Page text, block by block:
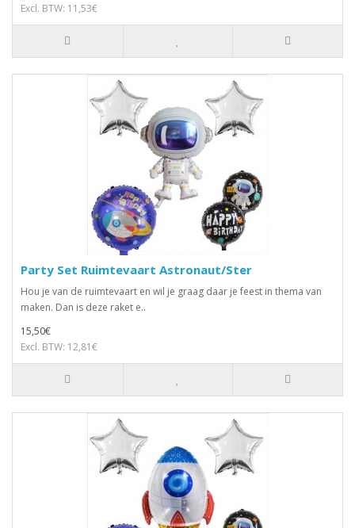
Excl. BTW: 11,53€
Party Set Ruimtevaart Astronaut/Ster
Hou je van de ruimtevaart en wil je graag daar je feest in thema van
maken. Dan is deze raket e..
15,50€
Excl. BTW: 12,81€